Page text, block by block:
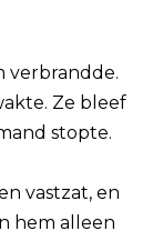
verbrandde.
Ze bleef
stopte.
vastzat, en
hem alleen